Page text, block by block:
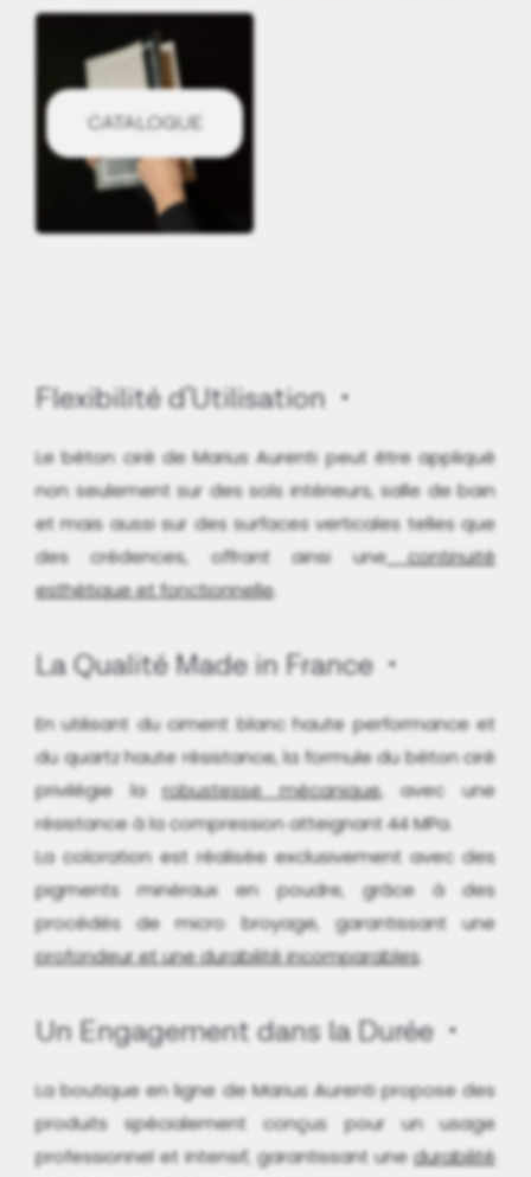
CATALOGUE
Flexibilité d'Utilisation
Le béton ciré de Marius Aurenti peut être appliqué
non seulement sur des sols intérieurs, salle de bain
et mais aussi sur des surfaces verticales telles que
des crédences, offrant ainsi unecontinuité
esthétique et fonctionnelle.
La Qualité Made in France
En utilisant du ciment blanc haute performance et
du quartz haute résistance, la formule du béton ciré
privilégie larobustesse mécanique, avec une
résistance à la compression atteignant 44 MPa.
La coloration est réalisée exclusivement avec des
pigments minéraux en poudre, grâce à des
procédés de micro broyage, garantissant une
profondeur et une durabilité incomparables.
Un Engagement dans la Durée
La boutique en ligne de Marius Aurenti propose des
produits spécialement conçus pour un usage
professionnel et intensif, garantissant unedurabilité